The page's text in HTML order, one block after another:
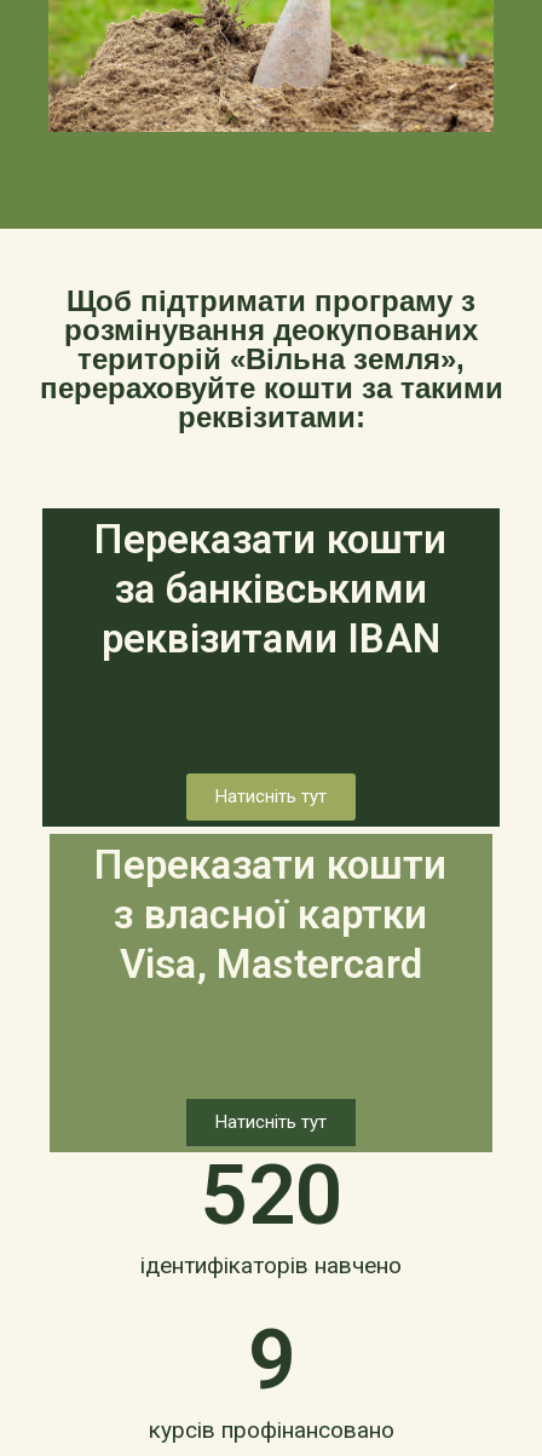
Щоб підтримати програму з
розмінування деокупованих
територій «Вільна земля»,
перераховуйте кошти за такими
реквізитами:
Переказати кошти
за банківськими
реквізитами IBAN
Натисніть тут
Переказати кошти
з власної картки
Visa, Mastercard
Натисніть тут
520
ідентифікаторів навчено
9
курсів профінансовано